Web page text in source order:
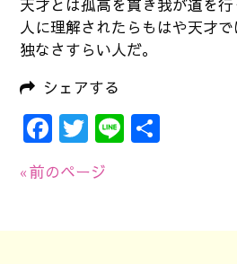
天才とは孤高を貫き我が道を
人に理解されたらもはや天才
独なさすらい人だ。
シェアする
Facebook
Twitter
Line
« 前のページ